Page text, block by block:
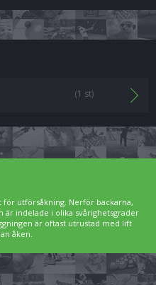
(1 st)
för utförsåkning. Nerför backarna,
är indelade i olika svårighetsgrader
är oftast utrustad med lift
åken.